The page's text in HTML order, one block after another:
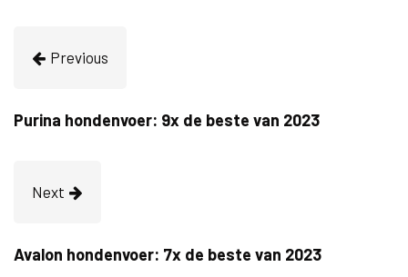
Previous
Purina hondenvoer: 9x de beste van 2023
Next
Avalon hondenvoer: 7x de beste van 2023